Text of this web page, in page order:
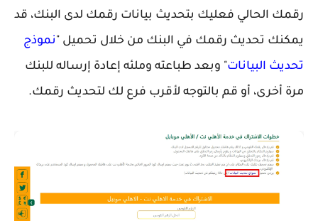
رقمك الحالي فعليك بتحديث بيانات رقمك لدى البنك، قد
يمكنك تحديث رقمك في البنك من خلال تحميل "نموذج
تحديث البيانات" وبعد طباعته وملئه إعادة إرساله للبنك
مرة أخرى، أو قم بالتوجه لأقرب فرع لك لتحديث رقمك.